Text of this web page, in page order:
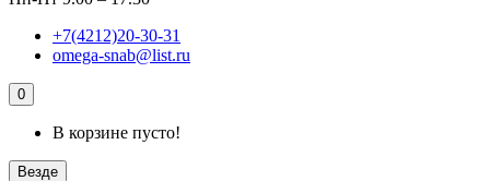
+7(4212)20-30-31
omega-snab@list.ru
0
В корзине пусто!
Везде